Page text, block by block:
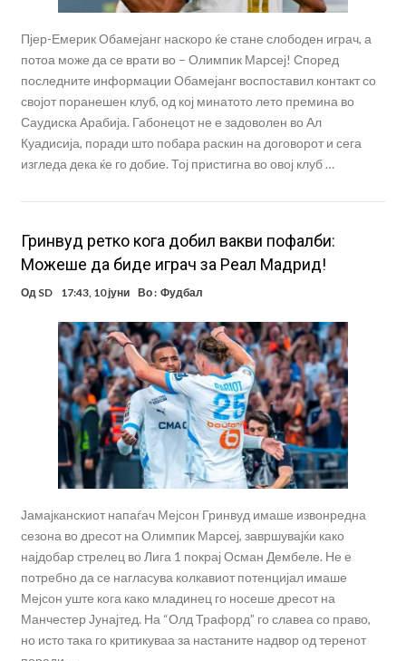
Пјер-Емерик Обамејанг наскоро ќе стане слободен играч, а
потоа може да се врати во – Олимпик Марсеј! Според
последните информации Обамејанг воспоставил контакт со
својот поранешен клуб, од кој минатото лето премина во
Саудиска Арабија. Габонецот не е задоволен во Ал
Куадисија, поради што побара раскин на договорот и сега
изгледа дека ќе го добие. Тој пристигна во овој клуб …
Гринвуд ретко кога добил вакви пофалби:
Можеше да биде играч за Реал Мадрид!
Од SD 17:43, 10 јуни Во : Фудбал
Јамајканскиот напаѓач Мејсон Гринвуд имаше извонредна
сезона во дресот на Олимпик Марсеј, завршувајќи како
најдобар стрелец во Лига 1 покрај Осман Дембеле. Не е
потребно да се нагласува колкавиот потенцијал имаше
Мејсон уште кога како младинец го носеше дресот на
Манчестер Јунајтед. На “Олд Трафорд” го славеа со право,
но исто така го критикуваа за настаните надвор од теренот